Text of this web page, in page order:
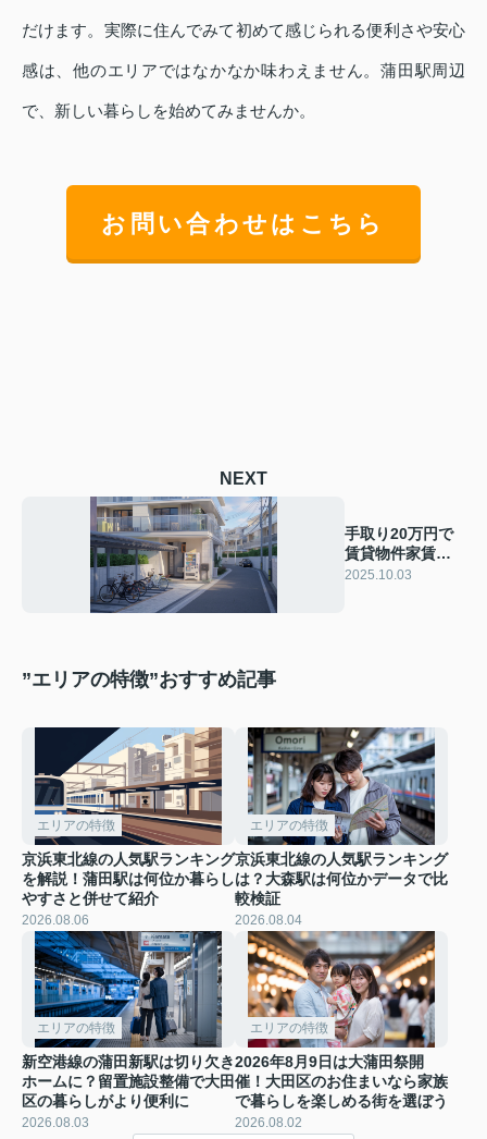
だけます。実際に住んでみて初めて感じられる便利さや安心
感は、他のエリアではなかなか味わえません。蒲田駅周辺
で、新しい暮らしを始めてみませんか。
お問い合わせはこちら
NEXT
手取り20万円で
賃貸物件家賃は
いくらがいい？
2025.10.03
”エリアの特徴”おすすめ記事
エリアの特徴
京浜東北線の人気駅ランキング
を解説！蒲田駅は何位か暮らし
やすさと併せて紹介
2026.08.06
エリアの特徴
京浜東北線の人気駅ランキング
は？大森駅は何位かデータで比
較検証
2026.08.04
エリアの特徴
新空港線の蒲田新駅は切り欠き
ホームに？留置施設整備で大田
区の暮らしがより便利に
2026.08.03
エリアの特徴
2026年8月9日は大蒲田祭開
催！大田区のお住まいなら家族
で暮らしを楽しめる街を選ぼう
2026.08.02